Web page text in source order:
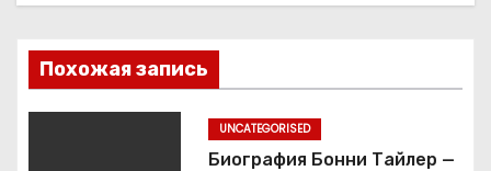
п
о
Похожая запись
UNCATEGORISED
Биография Бонни Тайлер —